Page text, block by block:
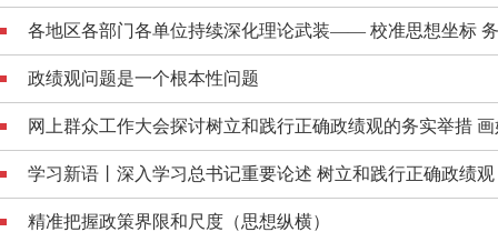
各地区各部门各单位持续深化理论武装—— 校准思想坐标
政绩观问题是一个根本性问题
网上群众工作大会探讨树立和践行正确政绩观的务实举措
学习新语丨深入学习总书记重要论述 树立和践行正确政绩观
精准把握政策界限和尺度（思想纵横）